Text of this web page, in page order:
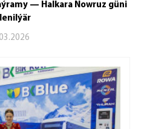
— Halkara Nowruz güni